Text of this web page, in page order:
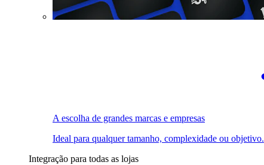
A escolha de grandes marcas e empresas
Ideal para qualquer tamanho, complexidade ou objetivo.
Integração para todas as lojas